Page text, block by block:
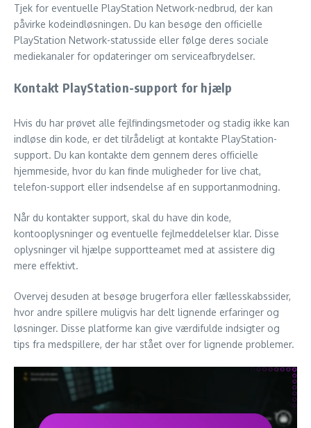
Tjek for eventuelle PlayStation Network-nedbrud, der kan
påvirke kodeindløsningen. Du kan besøge den officielle
PlayStation Network-statusside eller følge deres sociale
mediekanaler for opdateringer om serviceafbrydelser.
Kontakt PlayStation-support for hjælp
Hvis du har prøvet alle fejlfindingsmetoder og stadig ikke kan
indløse din kode, er det tilrådeligt at kontakte PlayStation-
support. Du kan kontakte dem gennem deres officielle
hjemmeside, hvor du kan finde muligheder for live chat,
telefon-support eller indsendelse af en supportanmodning.
Når du kontakter support, skal du have din kode,
kontooplysninger og eventuelle fejlmeddelelser klar. Disse
oplysninger vil hjælpe supportteamet med at assistere dig
mere effektivt.
Overvej desuden at besøge brugerfora eller fællesskabssider,
hvor andre spillere muligvis har delt lignende erfaringer og
løsninger. Disse platforme kan give værdifulde indsigter og
tips fra medspillere, der har stået over for lignende problemer.